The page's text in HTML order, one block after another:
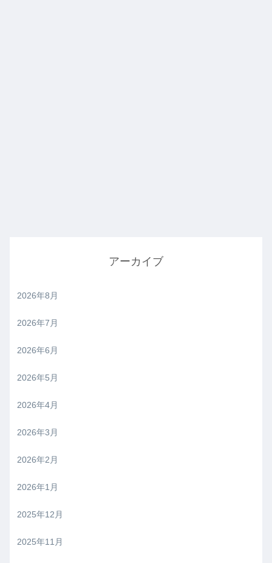
アーカイブ
2026年8月
2026年7月
2026年6月
2026年5月
2026年4月
2026年3月
2026年2月
2026年1月
2025年12月
2025年11月